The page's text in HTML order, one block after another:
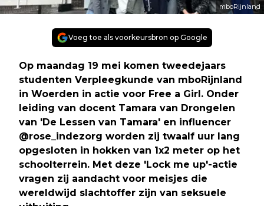
mboRijnland
Voeg toe als voorkeursbron op Google
Op maandag 19 mei komen tweedejaars
studenten Verpleegkunde van mboRijnland
in Woerden in actie voor Free a Girl. Onder
leiding van docent Tamara van Drongelen
van 'De Lessen van Tamara' en influencer
@rose_indezorg worden zij twaalf uur lang
opgesloten in hokken van 1x2 meter op het
schoolterrein. Met deze 'Lock me up'-actie
vragen zij aandacht voor meisjes die
wereldwijd slachtoffer zijn van seksuele